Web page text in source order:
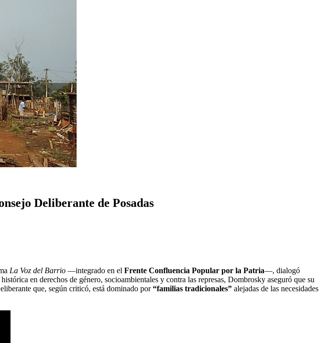
Deliberante de Posadas
La Voz del Barrio —integrado en el Frente Confluencia Popular por la Patria—, dialogó
en derechos de género, socioambientales y contra las represas, Dombrosky aseguró que su
que, según criticó, está dominado por“familias tradicionales” alejadas de las necesidades